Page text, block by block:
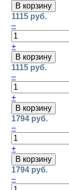
В корзину
1115 руб.
–
+
В корзину
1115 руб.
–
+
В корзину
1794 руб.
–
+
В корзину
1794 руб.
–